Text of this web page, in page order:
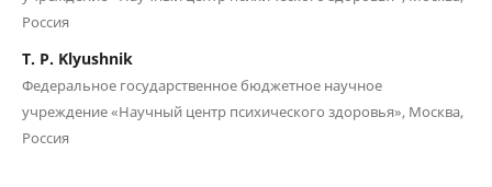
Россия
T. P. Klyushnik
Федеральное государственное бюджетное научное
учреждение «Научный центр психического здоровья», Москва,
Россия